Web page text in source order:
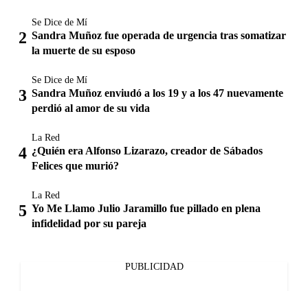
Se Dice de Mí
Sandra Muñoz fue operada de urgencia tras somatizar
la muerte de su esposo
Se Dice de Mí
Sandra Muñoz enviudó a los 19 y a los 47 nuevamente
perdió al amor de su vida
La Red
¿Quién era Alfonso Lizarazo, creador de Sábados
Felices que murió?
La Red
Yo Me Llamo Julio Jaramillo fue pillado en plena
infidelidad por su pareja
PUBLICIDAD